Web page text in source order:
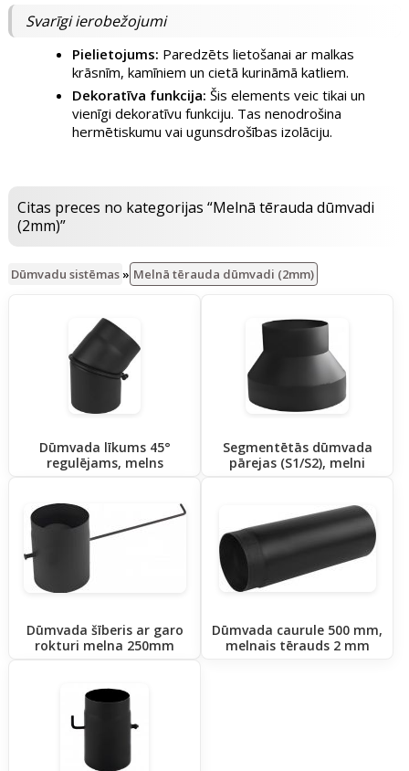
Svarīgi ierobežojumi
Pielietojums: Paredzēts lietošanai ar malkas
krāsnīm, kamīniem un cietā kurināmā katliem.
Dekoratīva funkcija: Šis elements veic tikai un
vienīgi dekoratīvu funkciju. Tas nenodrošina
hermētiskumu vai ugunsdrošības izolāciju.
Citas preces no kategorijas “Melnā tērauda dūmvadi
(2mm)”
Dūmvadu sistēmas » Melnā tērauda dūmvadi (2mm)
Dūmvada līkums 45°
regulējams, melns
Segmentētās dūmvada
pārejas (S1/S2), melni
Dūmvada šīberis ar garo
rokturi melna 250mm
Dūmvada caurule 500 mm,
melnais tērauds 2 mm